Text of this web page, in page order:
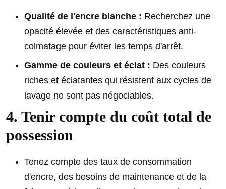
Qualité de l'encre blanche : Recherchez une
opacité élevée et des caractéristiques anti-
colmatage pour éviter les temps d'arrêt.
Gamme de couleurs et éclat : Des couleurs
riches et éclatantes qui résistent aux cycles de
lavage ne sont pas négociables.
4. Tenir compte du coût total de
possession
Tenez compte des taux de consommation
d'encre, des besoins de maintenance et de la